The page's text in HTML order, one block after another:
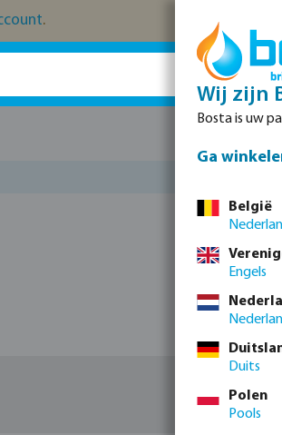
.
Wij zijn
Bosta is uw
Ga
België
Engels
Duits
Polen
Pools